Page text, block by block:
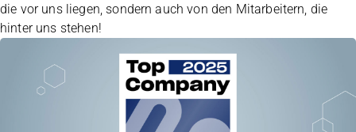
die vor uns liegen, sondern auch von den Mitarbeitern, die
hinter uns stehen!